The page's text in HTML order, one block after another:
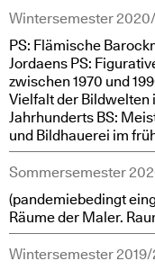
Wintersemester
PS: Flämische
Jordaens PS:
zwischen 1970 und
Vielfalt der Bildwelten
Jahrhunderts BS:
und Bildhauerei im
Sommersemester
(pandemiebedingt
Räume der Maler.
Wintersemester